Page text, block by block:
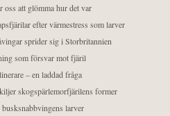
oss att glömma hur det var
efter värmestress som larver
sprider sig i Storbritannien
som försvar mot fjäril
– en laddad fråga
skogspärlemorfjärilens former
larver